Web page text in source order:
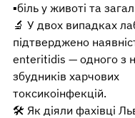
▪️біль у животі та
🔬 У двох випадках
підтверджено
enteritidis — одного з
збудників харчових
токсикоінфекцій.
🛠 Як діяли фахівці